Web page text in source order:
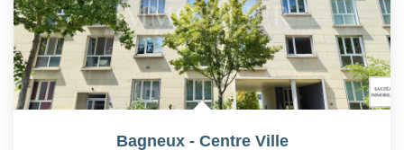
Bagneux - Centre Ville